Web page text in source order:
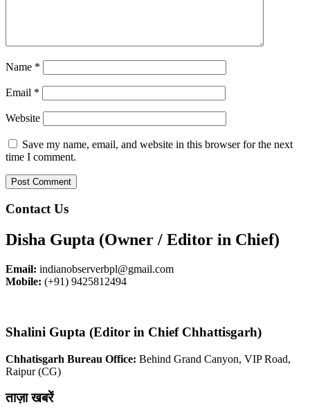
Name *
Email *
Website
Save my name, email, and website in this browser for the next
time I comment.
Contact Us
Disha Gupta (Owner / Editor in Chief)
Email: indianobserverbpl@gmail.com
Mobile: (+91) 9425812494
Shalini Gupta (Editor in Chief Chhattisgarh)
Chhatisgarh Bureau Office: Behind Grand Canyon, VIP Road,
Raipur (CG)
ताज़ा खबरें